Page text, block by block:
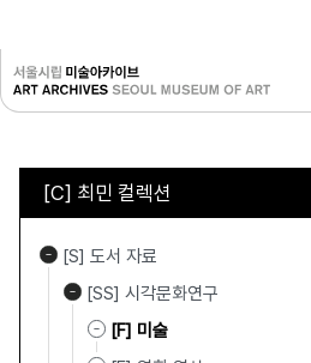
[C] 최민 컬렉션
[S] 도서 자료
[SS] 시각문화연구
[F] 미술